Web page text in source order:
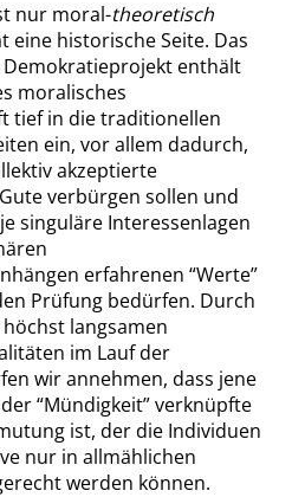
nur moral-theoretisch
eine historische Seite. Das
Demokratieprojekt enthält
moralisches
tief in die traditionellen
ein, vor allem dadurch,
akzeptierte
verbürgen sollen und
singuläre Interessenlagen
erfahrenen “Werte”
Prüfung bedürfen. Durch
langsamen
im Lauf der
wir annehmen, dass jene
“Mündigkeit”verknüpfte
ist, der die Individuen
nur in allmählichen
werden können.